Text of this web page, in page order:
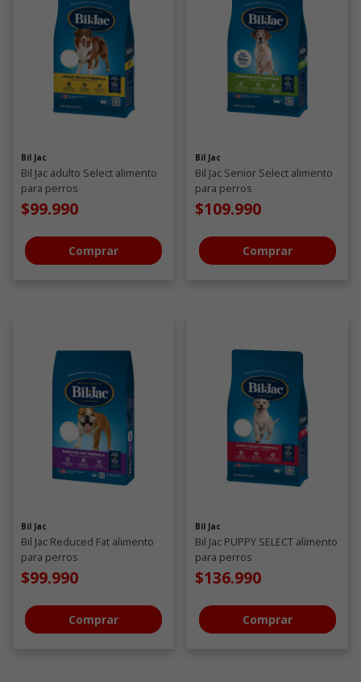
Bil Jac
Bil Jac adulto Select alimento
para perros
$99.990
Comprar
Bil Jac
Bil Jac Senior Select alimento
para perros
$109.990
Comprar
Bil Jac
Bil Jac Reduced Fat alimento
para perros
$99.990
Comprar
Bil Jac
Bil Jac PUPPY SELECT alimento
para perros
$136.990
Comprar